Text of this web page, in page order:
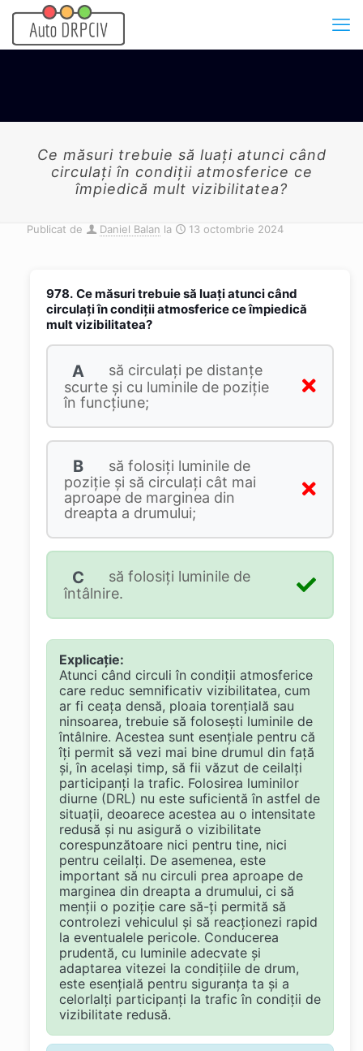
Ce măsuri trebuie să luaţi atunci când
circulaţi în condiţii atmosferice ce
împiedică mult vizibilitatea?
Publicat de Daniel Balan la 13 octombrie 2024
978. Ce măsuri trebuie să luaţi atunci când
circulaţi în condiţii atmosferice ce împiedică
mult vizibilitatea?
A
să circulaţi pe distanţe
scurte şi cu luminile de poziţie
în funcţiune;
B
să folosiţi luminile de
poziţie şi să circulaţi cât mai
aproape de marginea din
dreapta a drumului;
C
să folosiţi luminile de
întâlnire.
Explicație:
Atunci când circuli în condiții atmosferice
care reduc semnificativ vizibilitatea, cum
ar fi ceața densă, ploaia torențială sau
ninsoarea, trebuie să folosești luminile de
întâlnire. Acestea sunt esențiale pentru că
îți permit să vezi mai bine drumul din față
și, în același timp, să fii văzut de ceilalți
participanți la trafic. Folosirea luminilor
diurne (DRL) nu este suficientă în astfel de
situații, deoarece acestea au o intensitate
redusă și nu asigură o vizibilitate
corespunzătoare nici pentru tine, nici
pentru ceilalți. De asemenea, este
important să nu circuli prea aproape de
marginea din dreapta a drumului, ci să
menții o poziție care să-ți permită să
controlezi vehiculul și să reacționezi rapid
la eventualele pericole. Conducerea
prudentă, cu luminile adecvate și
adaptarea vitezei la condițiile de drum,
este esențială pentru siguranța ta și a
celorlalți participanți la trafic în condiții de
vizibilitate redusă.